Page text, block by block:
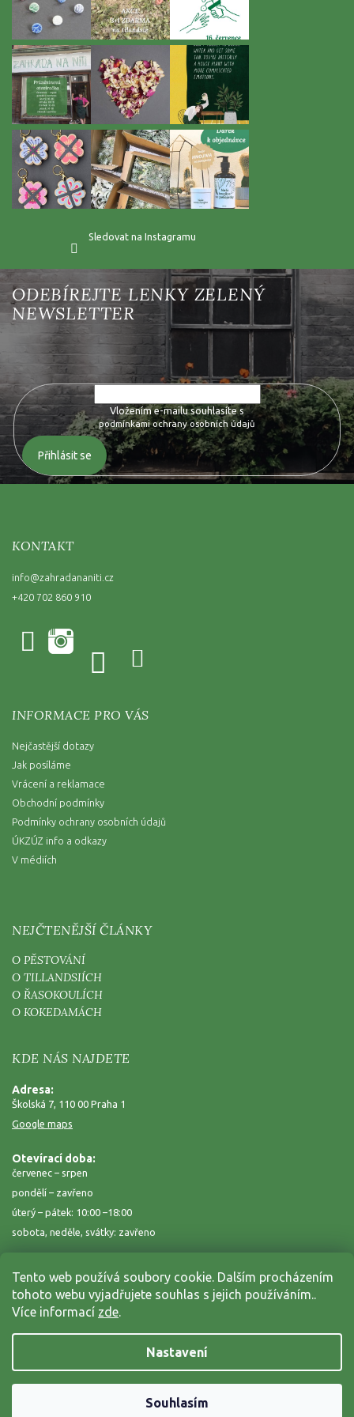
Tento web používá soubory cookie. Dalším procházením
tohoto webu vyjadřujete souhlas s jejich používáním..
Více informací zde.
Nastavení
Souhlasím
Sledovat na Instagramu
Vložte svůj e-mail a my vám budeme zasílat informace o nových
produktech na našem e-shopu.
Vložením e-mailu souhlasíte s
podmínkami ochrany osobních údajů
Přihlásit se
KONTAKT
info@zahradananiti.cz
+420 702 860 910
INFORMACE PRO VÁS
Nejčastější dotazy
Jak posíláme
Vrácení a reklamace
Obchodní podmínky
Podmínky ochrany osobních údajů
ÚKZÚZ info a odkazy
V médiích
NEJČTENĚJŠÍ ČLÁNKY
O PĚSTOVÁNÍ
O TILLANDSIÍCH
O ŘASOKOULÍCH
O KOKEDAMÁCH
KDE NÁS NAJDETE
Adresa:
Školská 7, 110 00 Praha 1
Google maps
Otevírací doba:
červenec – srpen
pondělí – zavřeno
úterý – pátek: 10:00 –18:00
sobota, neděle, svátky: zavřeno
Vytvořil Shoptet
Zahrada na niti. Všechna práva vyhrazena.